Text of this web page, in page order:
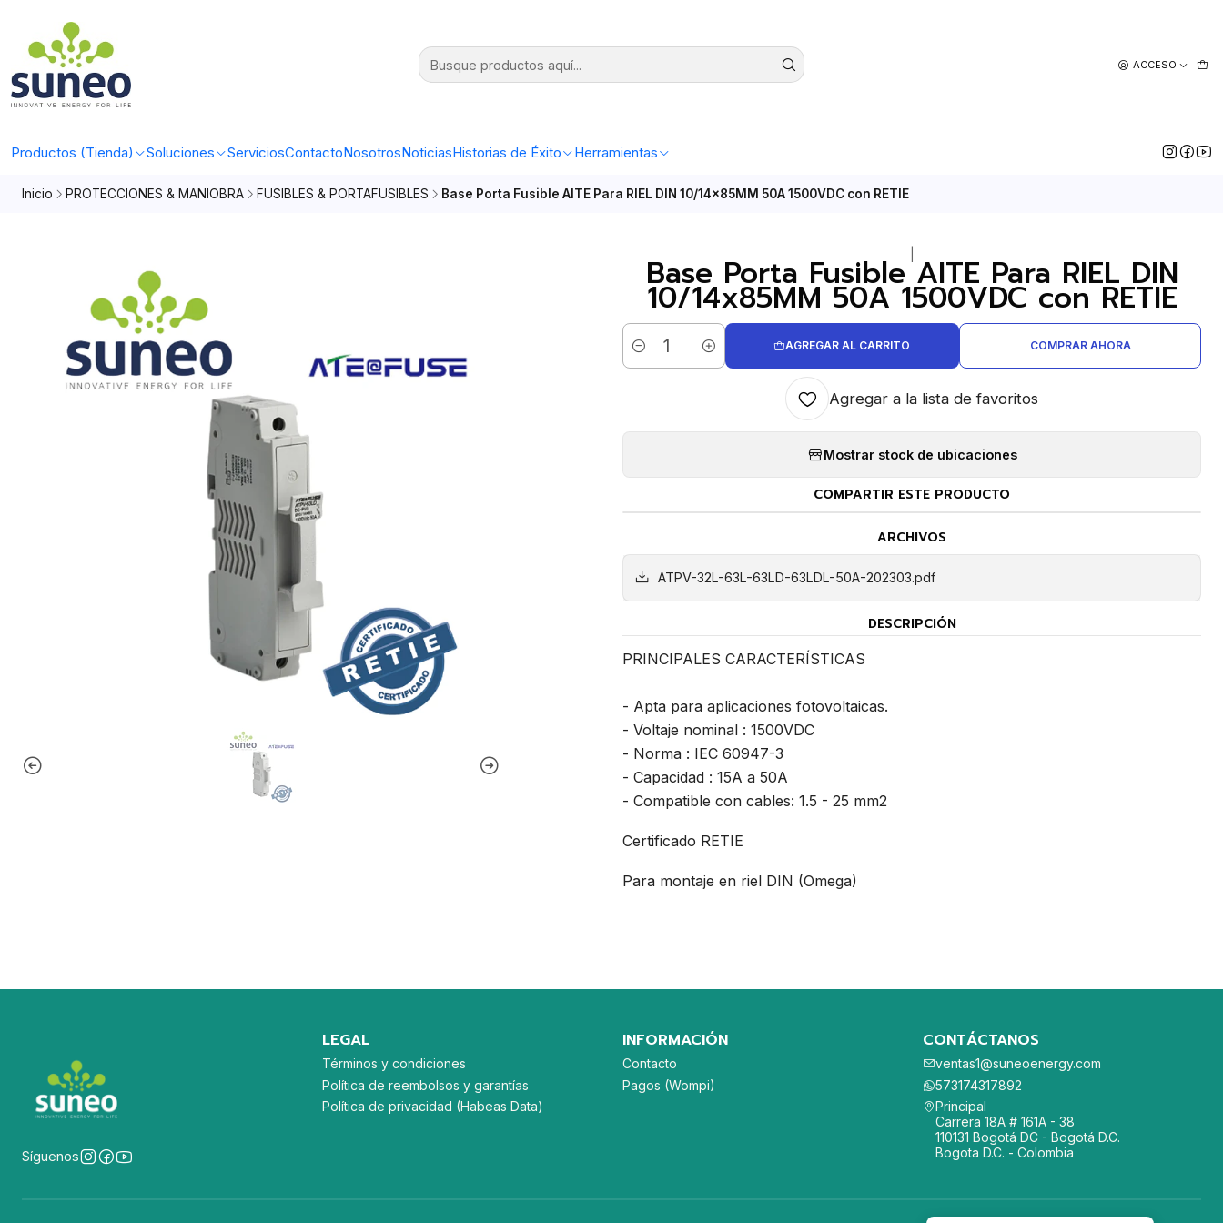
ACCESO
Productos (Tienda) Soluciones ServiciosContactoNosotrosNoticiasHistorias de Éxito Herramientas
Inicio PROTECCIONES & MANIOBRA FUSIBLES & PORTAFUSIBLES Base Porta Fusible AITE Para RIEL DIN 10/14x85MM 50A 1500VDC con RETIE
Base Porta Fusible AITE Para RIEL DIN
10/14x85MM 50A 1500VDC con RETIE
Cantidad
AGREGAR AL CARRITO COMPRAR AHORA
Agregar a la lista de favoritos
Mostrar stock de ubicaciones
COMPARTIR ESTE PRODUCTO
ARCHIVOS
ATPV-32L-63L-63LD-63LDL-50A-202303.pdf
DESCRIPCIÓN
PRINCIPALES CARACTERÍSTICAS
- Apta para aplicaciones fotovoltaicas.
- Voltaje nominal : 1500VDC
- Norma : IEC 60947-3
- Capacidad : 15A a 50A
- Compatible con cables: 1.5 - 25 mm2
Certificado RETIE
Para montaje en riel DIN (Omega)
Síguenos
LEGAL
Términos y condiciones
Política de reembolsos y garantías
Política de privacidad (Habeas Data)
INFORMACIÓN
Contacto
Pagos (Wompi)
CONTÁCTANOS
ventas1@suneoenergy.com
573174317892
Principal
Carrera 18A # 161A - 38
110131 Bogotá DC - Bogotá D.C.
Bogota D.C. - Colombia